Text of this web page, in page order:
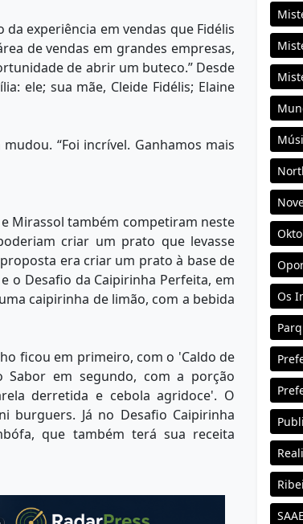
experiência em vendas que Fidélis
de vendas em grandes empresas,
de abrir um buteco.” Desde
ele; sua mãe, Cleide Fidélis; Elaine
“Foi incrível. Ganhamos mais
Mirassol também competiram neste
criar um prato que levasse
era criar um prato à base de
o Desafio da Caipirinha Perfeita, em
caipirinha de limão, com a bebida
ficou em primeiro, com o 'Caldo de
Sabor em segundo, com a porção
derretida e cebola agridoce'. O
burguers. Já no Desafio Caipirinha
que também terá sua receita
Os